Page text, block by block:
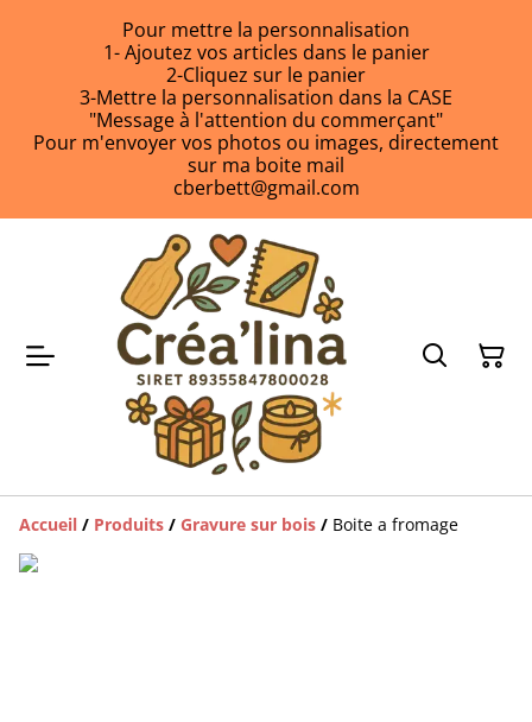
Pour mettre la personnalisation
1- Ajoutez vos articles dans le panier
2-Cliquez sur le panier
3-Mettre la personnalisation dans la CASE
"Message à l'attention du commerçant"
Pour m'envoyer vos photos ou images, directement
sur ma boite mail
cberbett@gmail.com
Accueil / Produits / Gravure sur bois / Boite a fromage